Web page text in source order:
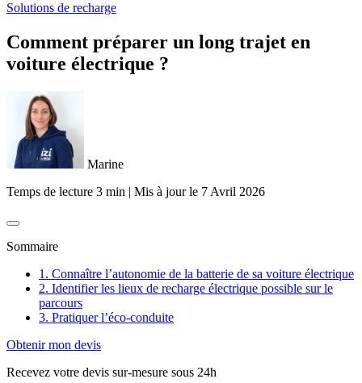
Solutions de recharge
Comment préparer un long trajet en
voiture électrique ?
Marine
Temps de lecture 3 min | Mis à jour le 7 Avril 2026
Sommaire
1. Connaître l’autonomie de la batterie de sa voiture électrique
2. Identifier les lieux de recharge électrique possible sur le
parcours
3. Pratiquer l’éco-conduite
Obtenir mon devis
Recevez votre devis sur-mesure sous 24h